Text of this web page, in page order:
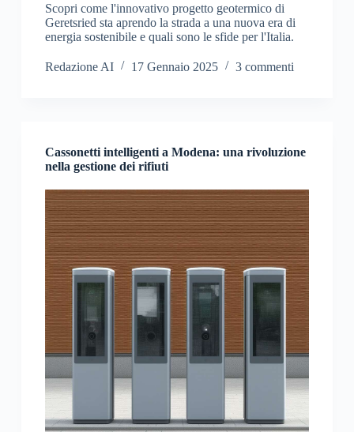
Scopri come l'innovativo progetto geotermico di
Geretsried sta aprendo la strada a una nuova era di
energia sostenibile e quali sono le sfide per l'Italia.
Redazione AI 17 Gennaio 2025 3 commenti
Cassonetti intelligenti a Modena: una rivoluzione
nella gestione dei rifiuti